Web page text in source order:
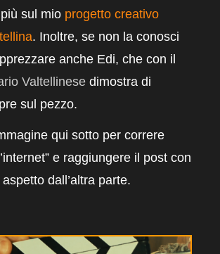
sul mio progetto creativo
. Inoltre, se non la conosci
anche Edi, che con il
Valtellinese dimostra di
sul pezzo.
qui sotto per correre
e raggiungere il post con
dall’altra parte.